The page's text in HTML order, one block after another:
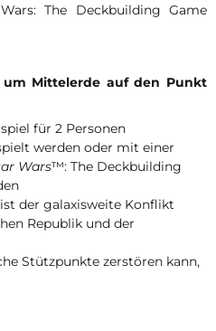
The Deckbuilding Game
Mittelerde auf den Punkt
für 2 Personen
werden oder mit einer
Wars™: The Deckbuilding
der galaxisweite Konflikt
Republik und der
Stützpunkte zerstören kann,